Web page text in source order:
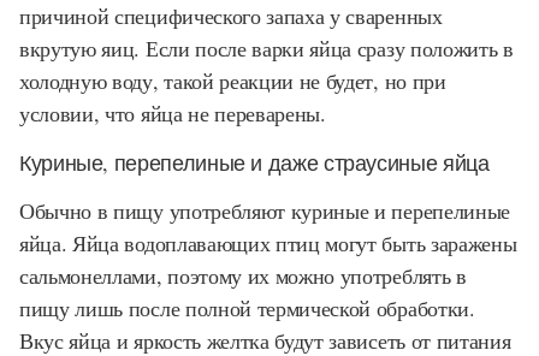
причиной специфического запаха у сваренных
вкрутую яиц. Если после варки яйца сразу положить в
холодную воду, такой реакции не будет, но при
условии, что яйца не переварены.
Куриные, перепелиные и даже страусиные яйца
Обычно в пищу употребляют куриные и перепелиные
яйца. Яйца водоплавающих птиц могут быть заражены
сальмонеллами, поэтому их можно употреблять в
пищу лишь после полной термической обработки.
Вкус яйца и яркость желтка будут зависеть от питания